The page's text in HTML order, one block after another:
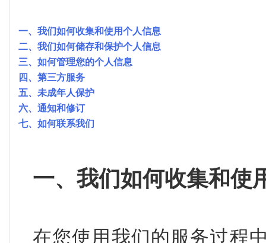
一、我们如何收集和使用个人信息
二、我们如何储存和保护个人信息
三、如何管理您的个人信息
四、第三方服务
五、未成年人保护
六、通知和修订
七、如何联系我们
一、我们如何收集和使
在您使用我们的服务过程